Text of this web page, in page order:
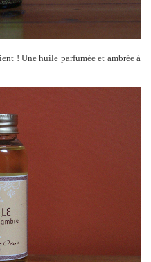
! Une huile parfumée et ambrée à